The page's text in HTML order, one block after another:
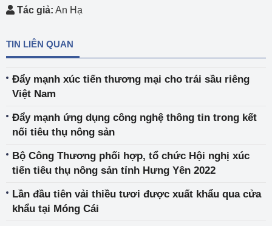
Tác giả: An Hạ
TIN LIÊN QUAN
Đẩy mạnh xúc tiến thương mại cho trái sầu riêng
Việt Nam
Đẩy mạnh ứng dụng công nghệ thông tin trong kết
nối tiêu thụ nông sản
Bộ Công Thương phối hợp, tổ chức Hội nghị xúc
tiến tiêu thụ nông sản tỉnh Hưng Yên 2022
Lần đầu tiên vải thiều tươi được xuất khẩu qua cửa
khẩu tại Móng Cái